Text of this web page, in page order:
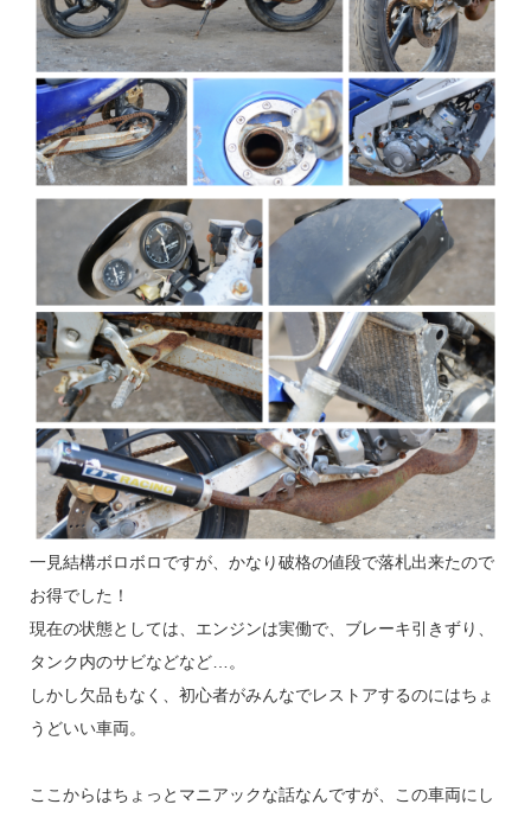
一見結構ボロボロですが、かなり破格の値段で落札出来たので
お得でした！
現在の状態としては、エンジンは実働で、ブレーキ引きずり、
タンク内のサビなどなど…。
しかし欠品もなく、初心者がみんなでレストアするのにはちょ
うどいい車両。
ここからはちょっとマニアックな話なんですが、この車両にし